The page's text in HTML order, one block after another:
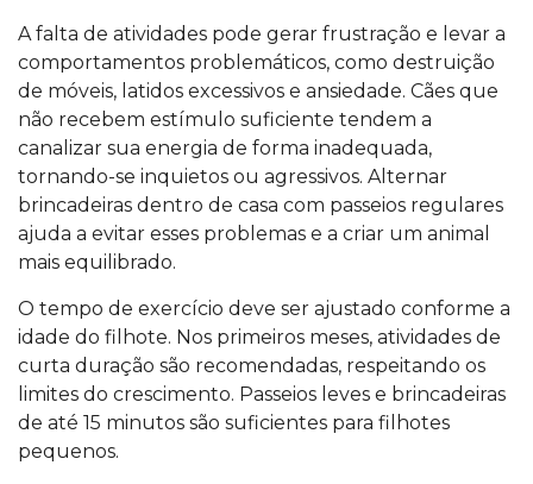
A falta de atividades pode gerar frustração e levar a
comportamentos problemáticos, como destruição
de móveis, latidos excessivos e ansiedade. Cães que
não recebem estímulo suficiente tendem a
canalizar sua energia de forma inadequada,
tornando-se inquietos ou agressivos. Alternar
brincadeiras dentro de casa com passeios regulares
ajuda a evitar esses problemas e a criar um animal
mais equilibrado.
O tempo de exercício deve ser ajustado conforme a
idade do filhote. Nos primeiros meses, atividades de
curta duração são recomendadas, respeitando os
limites do crescimento. Passeios leves e brincadeiras
de até 15 minutos são suficientes para filhotes
pequenos.